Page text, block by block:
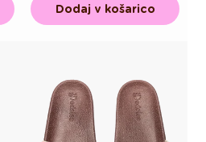
Dodaj v košarico